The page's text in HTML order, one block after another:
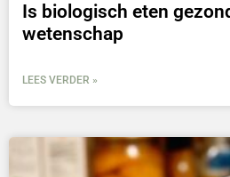
Is biologisch eten
wetenschap
LEES VERDER »